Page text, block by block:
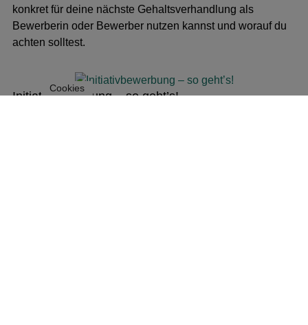
konkret für deine nächste Gehaltsverhandlung als
Bewerberin oder Bewerber nutzen kannst und worauf du
achten solltest.
Initiativ­­bewerbung – so geht’s!
Cookies